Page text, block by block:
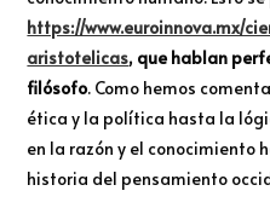
https://www.euroinnova.mx/
aristotelicas, que hablan
filósofo. Como hemos
ética y la política hasta la
en la razón y el conocimiento
historia del pensamiento